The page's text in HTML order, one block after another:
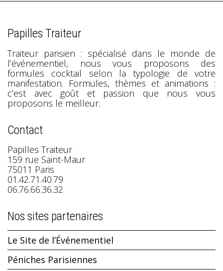
Papilles Traiteur
Traiteur parisien : spécialisé dans le monde de
l’événementiel, nous vous proposons des
formules cocktail selon la typologie de votre
manifestation. Formules, thèmes et animations :
c’est avec goût et passion que nous vous
proposons le meilleur.
Contact
Papilles Traiteur
159 rue Saint-Maur
75011 Paris
01.42.71.40.79
06.76.66.36.32
Nos sites partenaires
Le Site de l’Événementiel
Péniches Parisiennes